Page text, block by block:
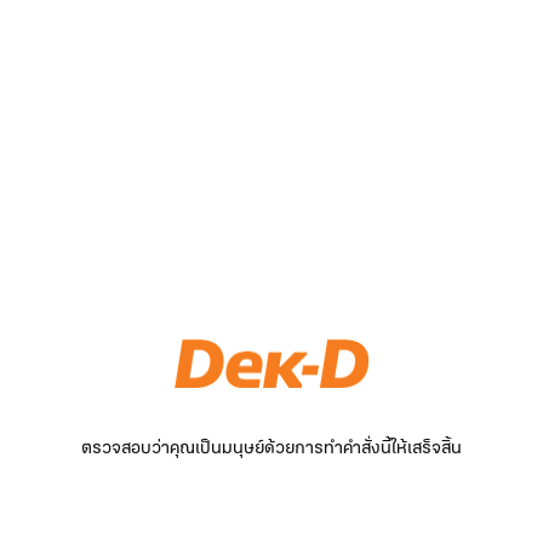
ตรวจสอบว่าคุณเป็นมนุษย์ด้วยการทำคำสั่งนี้ให้เสร็จสิ้น